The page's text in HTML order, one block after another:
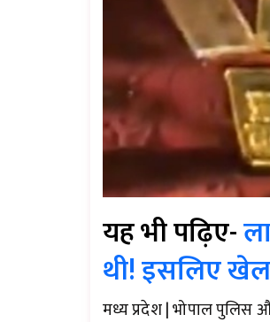
यह भी पढ़िए-
थी! इसलिए
मध्य प्रदेश | भोपाल पुलिस